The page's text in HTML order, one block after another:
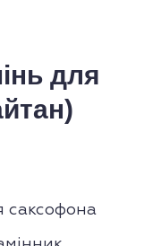
для
саксофона